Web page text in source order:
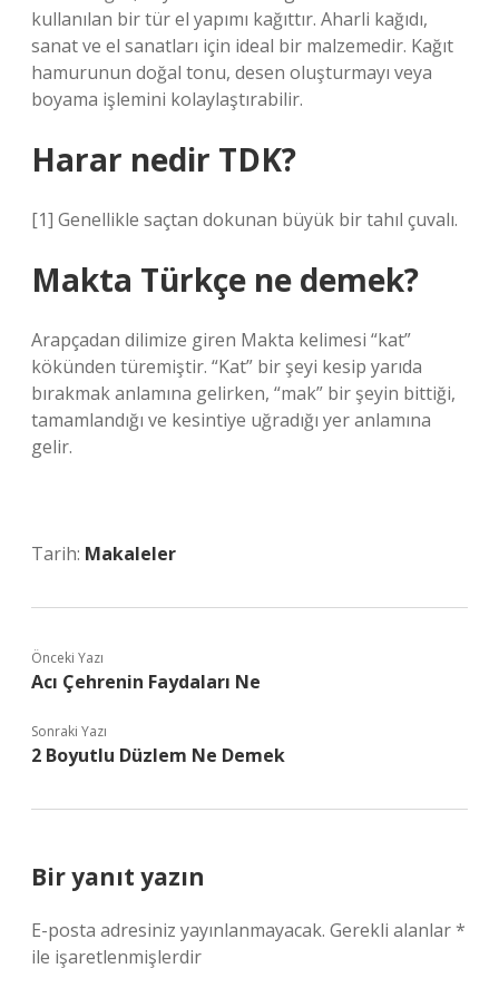
kullanılan bir tür el yapımı kağıttır. Aharli kağıdı,
sanat ve el sanatları için ideal bir malzemedir. Kağıt
hamurunun doğal tonu, desen oluşturmayı veya
boyama işlemini kolaylaştırabilir.
Harar nedir TDK?
[1] Genellikle saçtan dokunan büyük bir tahıl çuvalı.
Makta Türkçe ne demek?
Arapçadan dilimize giren Makta kelimesi “kat”
kökünden türemiştir. “Kat” bir şeyi kesip yarıda
bırakmak anlamına gelirken, “mak” bir şeyin bittiği,
tamamlandığı ve kesintiye uğradığı yer anlamına
gelir.
Tarih: Makaleler
Önceki Yazı
Acı Çehrenin Faydaları Ne
Sonraki Yazı
2 Boyutlu Düzlem Ne Demek
Bir yanıt yazın
E-posta adresiniz yayınlanmayacak. Gerekli alanlar*
ile işaretlenmişlerdir